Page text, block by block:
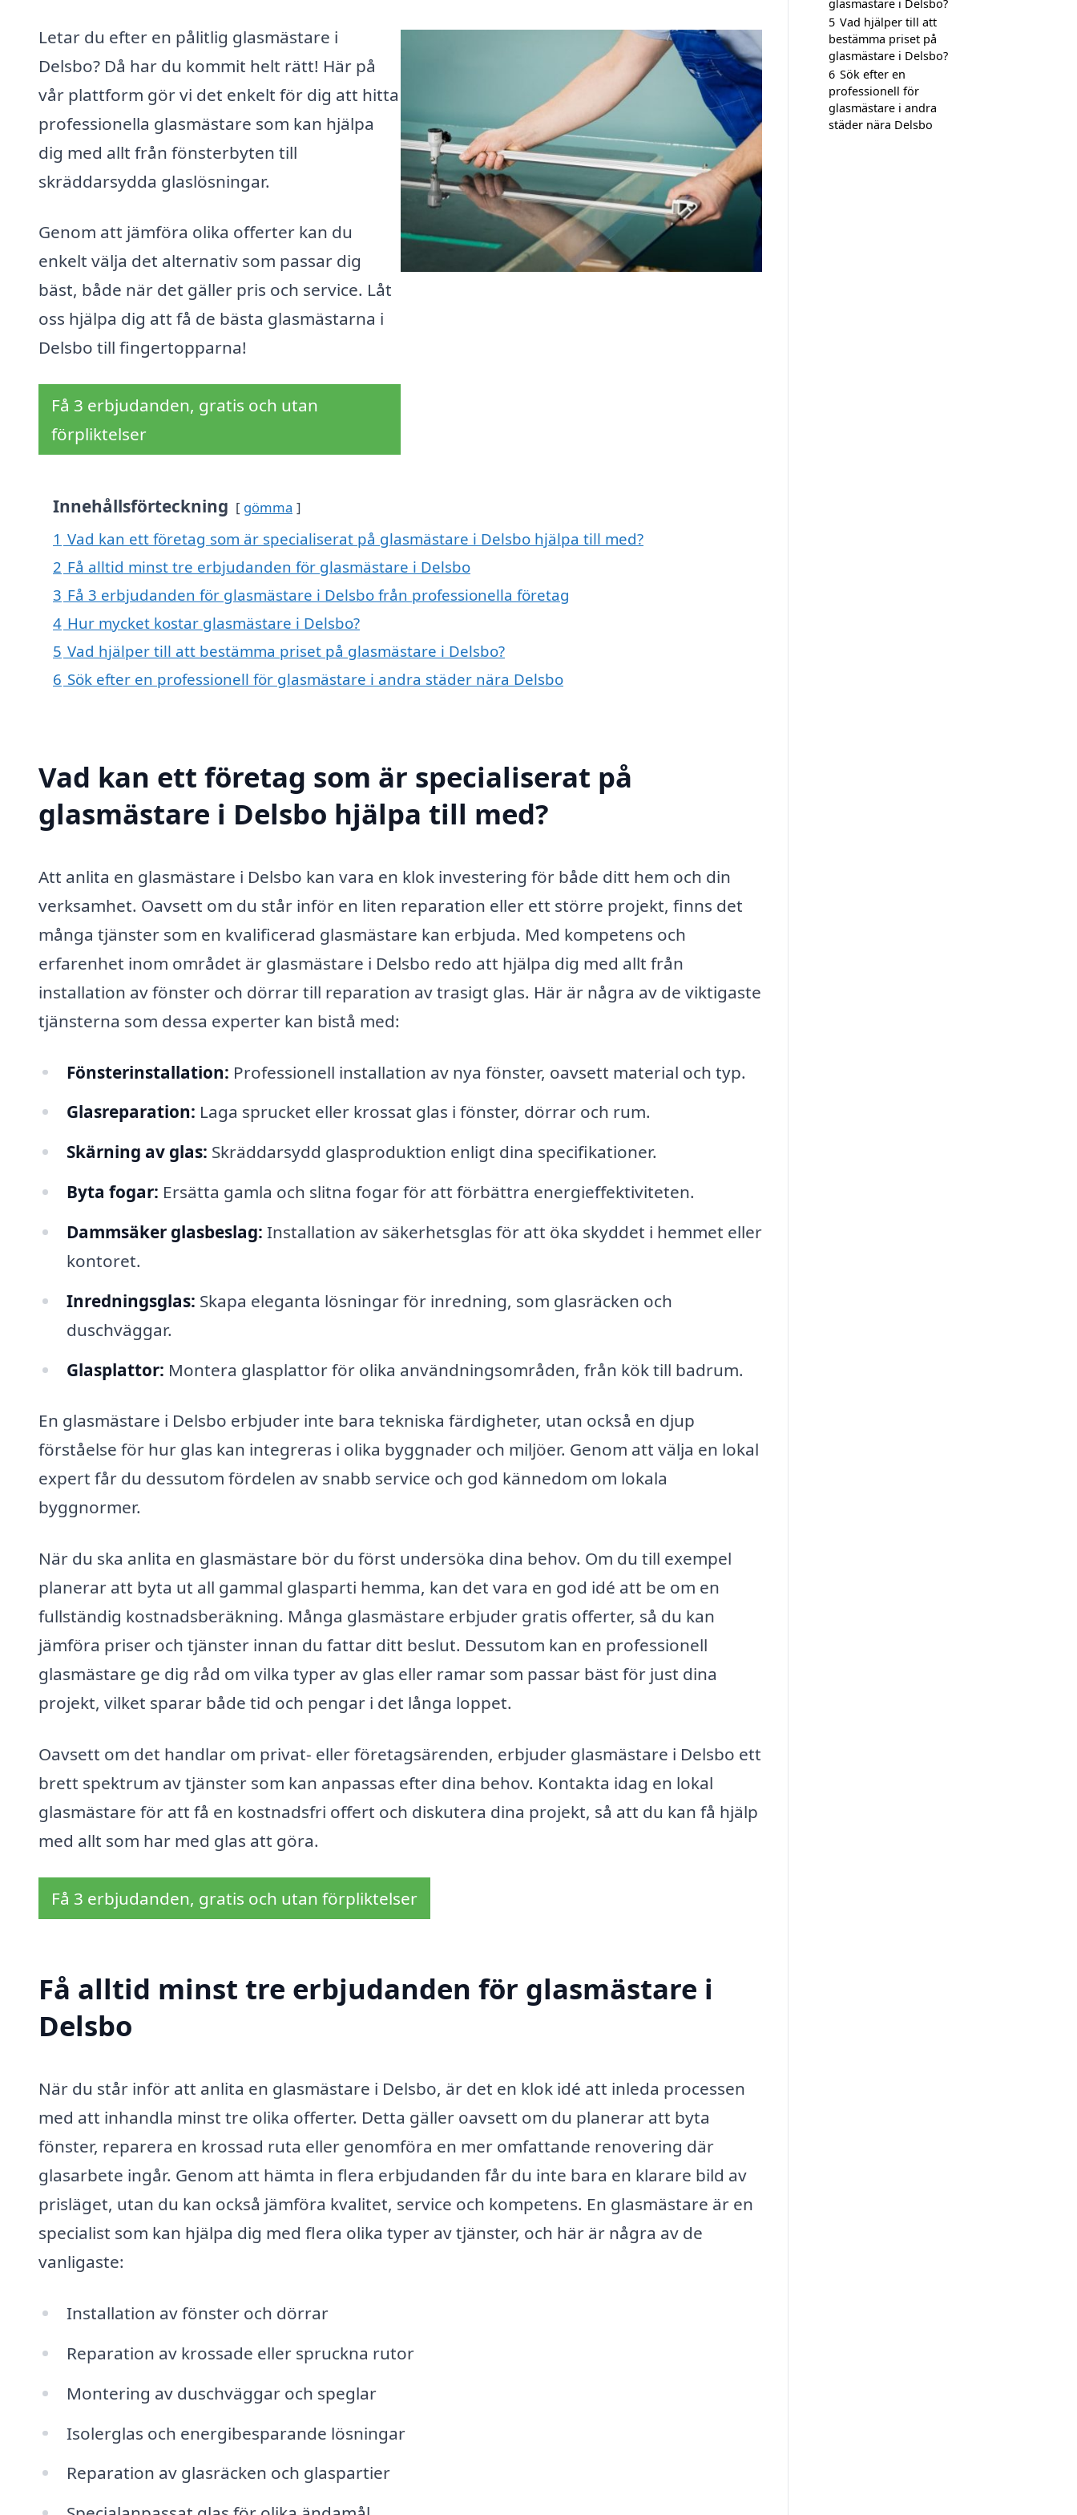
Letar du efter en pålitlig glasmästare i
Delsbo? Då har du kommit helt rätt! Här på
vår plattform gör vi det enkelt för dig att hitta
professionella glasmästare som kan hjälpa
dig med allt från fönsterbyten till
skräddarsydda glaslösningar.
Genom att jämföra olika offerter kan du
enkelt välja det alternativ som passar dig
bäst, både när det gäller pris och service. Låt
oss hjälpa dig att få de bästa glasmästarna i
Delsbo till fingertopparna!
Få 3 erbjudanden, gratis och utan
förpliktelser
Innehållsförteckning gömma
1 Vad kan ett företag som är specialiserat på glasmästare i Delsbo hjälpa till med?
2 Få alltid minst tre erbjudanden för glasmästare i Delsbo
3 Få 3 erbjudanden för glasmästare i Delsbo från professionella företag
4 Hur mycket kostar glasmästare i Delsbo?
5 Vad hjälper till att bestämma priset på glasmästare i Delsbo?
6 Sök efter en professionell för glasmästare i andra städer nära Delsbo
Vad kan ett företag som är specialiserat på
glasmästare i Delsbo hjälpa till med?
Att anlita en glasmästare i Delsbo kan vara en klok investering för både ditt hem och din
verksamhet. Oavsett om du står inför en liten reparation eller ett större projekt, finns det
många tjänster som en kvalificerad glasmästare kan erbjuda. Med kompetens och
erfarenhet inom området är glasmästare i Delsbo redo att hjälpa dig med allt från
installation av fönster och dörrar till reparation av trasigt glas. Här är några av de viktigaste
tjänsterna som dessa experter kan bistå med:
Fönsterinstallation: Professionell installation av nya fönster, oavsett material och typ.
Glasreparation: Laga sprucket eller krossat glas i fönster, dörrar och rum.
Skärning av glas: Skräddarsydd glasproduktion enligt dina specifikationer.
Byta fogar: Ersätta gamla och slitna fogar för att förbättra energieffektiviteten.
Dammsäker glasbeslag: Installation av säkerhetsglas för att öka skyddet i hemmet eller
kontoret.
Inredningsglas: Skapa eleganta lösningar för inredning, som glasräcken och
duschväggar.
Glasplattor: Montera glasplattor för olika användningsområden, från kök till badrum.
En glasmästare i Delsbo erbjuder inte bara tekniska färdigheter, utan också en djup
förståelse för hur glas kan integreras i olika byggnader och miljöer. Genom att välja en lokal
expert får du dessutom fördelen av snabb service och god kännedom om lokala
byggnormer.
När du ska anlita en glasmästare bör du först undersöka dina behov. Om du till exempel
planerar att byta ut all gammal glasparti hemma, kan det vara en god idé att be om en
fullständig kostnadsberäkning. Många glasmästare erbjuder gratis offerter, så du kan
jämföra priser och tjänster innan du fattar ditt beslut. Dessutom kan en professionell
glasmästare ge dig råd om vilka typer av glas eller ramar som passar bäst för just dina
projekt, vilket sparar både tid och pengar i det långa loppet.
Oavsett om det handlar om privat- eller företagsärenden, erbjuder glasmästare i Delsbo ett
brett spektrum av tjänster som kan anpassas efter dina behov. Kontakta idag en lokal
glasmästare för att få en kostnadsfri offert och diskutera dina projekt, så att du kan få hjälp
med allt som har med glas att göra.
Få 3 erbjudanden, gratis och utan förpliktelser
Få alltid minst tre erbjudanden för glasmästare i
Delsbo
När du står inför att anlita en glasmästare i Delsbo, är det en klok idé att inleda processen
med att inhandla minst tre olika offerter. Detta gäller oavsett om du planerar att byta
fönster, reparera en krossad ruta eller genomföra en mer omfattande renovering där
glasarbete ingår. Genom att hämta in flera erbjudanden får du inte bara en klarare bild av
prisläget, utan du kan också jämföra kvalitet, service och kompetens. En glasmästare är en
specialist som kan hjälpa dig med flera olika typer av tjänster, och här är några av de
vanligaste:
Installation av fönster och dörrar
Reparation av krossade eller spruckna rutor
Montering av duschväggar och speglar
Isolerglas och energibesparande lösningar
Reparation av glasräcken och glaspartier
glasmästare i Delsbo?
5 Vad hjälper till att
bestämma priset på
glasmästare i Delsbo?
6 Sök efter en
professionell för
glasmästare i andra
städer nära Delsbo